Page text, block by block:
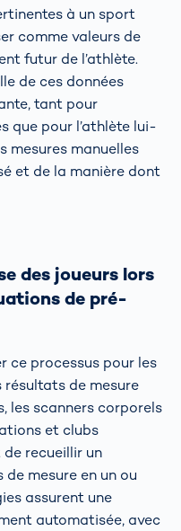
à un sport
comme valeurs de
futur de l’athlète.
de ces données
tant pour
que pour l’athlète lui-
mesures manuelles
et de la manière dont
des joueurs lors
de pré-
ce processus pour les
de mesure
les scanners corporels
et clubs
recueillir un
mesure en un ou
assurent une
automatisée, avec